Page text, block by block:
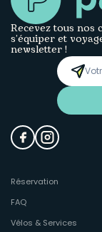
Recevez tous nos
s’équiper et
newsletter !
Réservation
FAQ
Vélos & Services